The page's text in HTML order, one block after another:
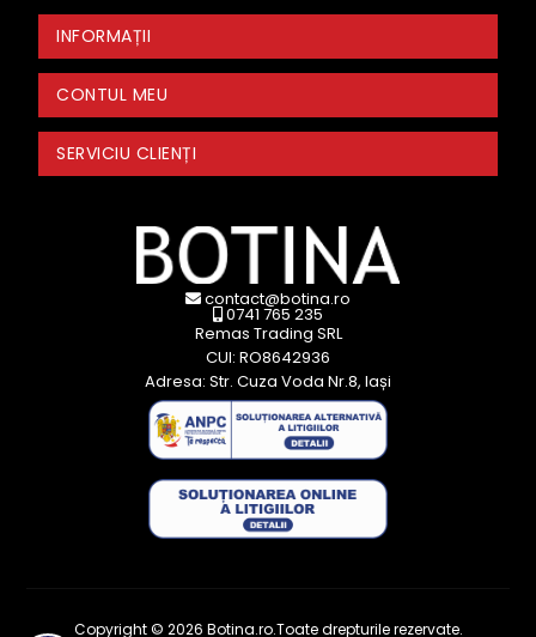
INFORMAȚII
CONTUL MEU
SERVICIU CLIENȚI
contact@botina.ro
0741 765 235
Remas Trading SRL
CUI: RO8642936
Adresa: Str. Cuza Voda Nr.8, Iași
Copyright © 2026 Botina.ro.Toate drepturile rezervate.